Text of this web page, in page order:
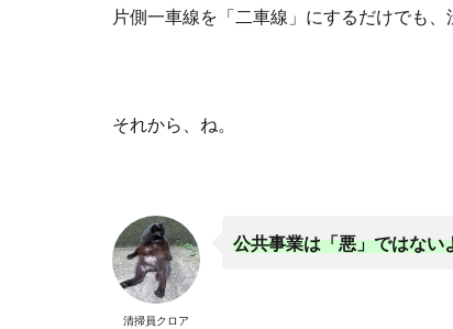
片側一車線を「二車線」にするだけでも、
それから、ね。
清掃員クロア
公共事業は「悪」ではない